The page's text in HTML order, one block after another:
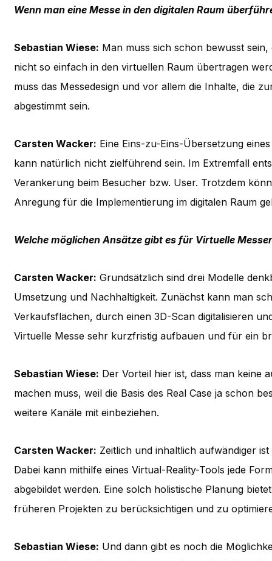
Wenn man eine Messe in den digitalen Raum
Sebastian Wiese: Man muss sich schon bewusst
nicht so einfach in den virtuellen Raum übertragen
muss das Messedesign und vor allem die Inhalte, die
abgestimmt sein.
Carsten Wacker: Eine Eins-zu-Eins-Übersetzung
kann natürlich nicht zielführend sein. Im Extremfall
Verankerung beim Besucher bzw. User. Trotzdem
Anregung für die Implementierung im digitalen Raum
Welche möglichen Ansätze gibt es für Virtuelle
Carsten Wacker: Grundsätzlich sind drei Modelle
Umsetzung und Nachhaltigkeit. Zunächst kann man
Verkaufsflächen, durch einen 3D-Scan digitalisieren
Virtuelle Messe sehr kurzfristig aufbauen und für ein
Sebastian Wiese: Der Vorteil hier ist, dass man keine
machen muss, weil die Basis des Real Case ja schon
weitere Kanäle mit einbeziehen.
Carsten Wacker: Zeitlich und inhaltlich aufwändiger
Dabei kann mithilfe eines Virtual-Reality-Tools jede
abgebildet werden. Eine solch holistische Planung
früheren Projekten zu berücksichtigen und zu
Sebastian Wiese: Und dann gibt es noch die